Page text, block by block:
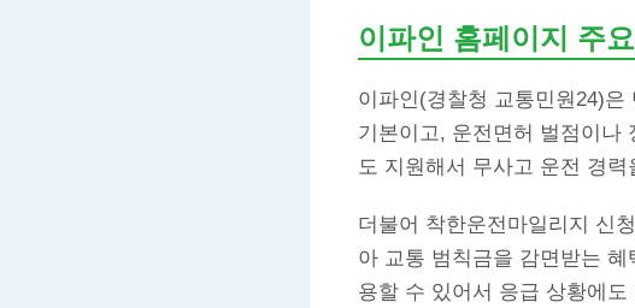
이파인 홈페이지 주
이파인(경찰청 교통민원24)
기본이고, 운전면허 벌점이나
도 지원해서 무사고 운전 경
더불어 착한운전마일리지 신
아 교통 범칙금을 감면받는
용할 수 있어서 응급 상황에